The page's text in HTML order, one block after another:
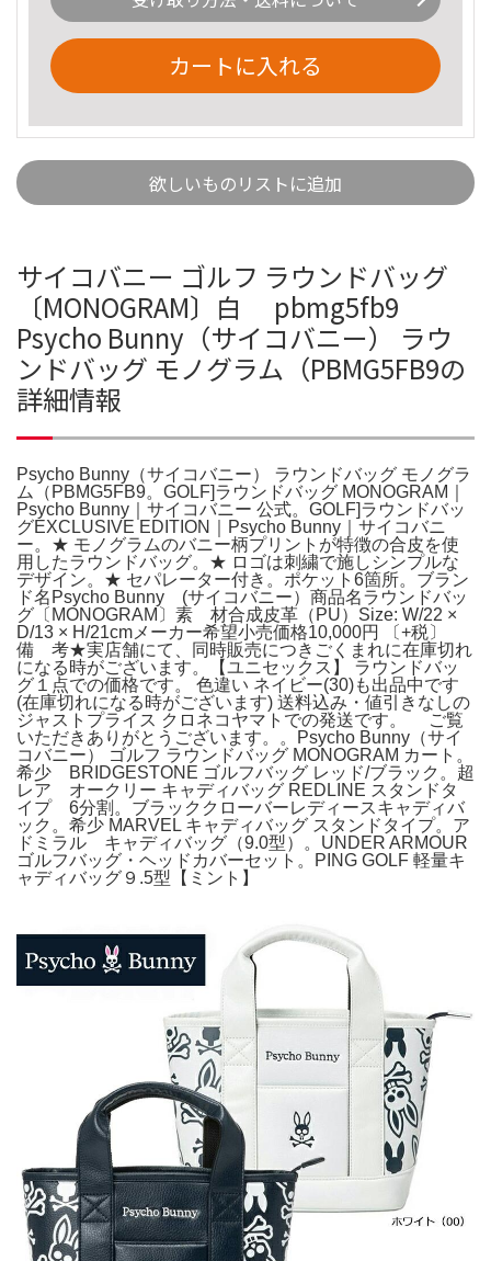
カートに入れる
欲しいものリストに追加
サイコバニー ゴルフ ラウンドバッグ
〔MONOGRAM〕白 pbmg5fb9
Psycho Bunny（サイコバニー） ラウ
ンドバッグ モノグラム（PBMG5FB9の
詳細情報
Psycho Bunny（サイコバニー） ラウンドバッグ モノグラ
ム（PBMG5FB9。GOLF]ラウンドバッグ MONOGRAM｜
Psycho Bunny｜サイコバニー 公式。GOLF]ラウンドバッ
グEXCLUSIVE EDITION｜Psycho Bunny｜サイコバニ
ー。★ モノグラムのバニー柄プリントが特徴の合皮を使
用したラウンドバッグ。★ ロゴは刺繍で施しシンプルな
デザイン。★ セパレーター付き。ポケット6箇所。ブラン
ド名Psycho Bunny (サイコバニー）商品名ラウンドバッ
グ〔MONOGRAM〕素 材合成皮革（PU）Size: W/22 ×
D/13 × H/21cmメーカー希望小売価格10,000円 〔+税〕
備 考★実店舗にて、同時販売につきごくまれに在庫切れ
になる時がございます。【ユニセックス】 ラウンドバッ
グ１点での価格です。 色違い ネイビー(30)も出品中です
(在庫切れになる時がございます) 送料込み・値引きなしの
ジャストプライス クロネコヤマトでの発送です。 ご覧
いただきありがとうございます。。Psycho Bunny（サイ
コバニー） ゴルフ ラウンドバッグ MONOGRAM カート。
希少 BRIDGESTONE ゴルフバッグ レッド/ブラック。超
レア オークリー キャディバッグ REDLINE スタンドタ
イプ 6分割。ブラッククローバーレディースキャディバ
ック。希少 MARVEL キャディバッグ スタンドタイプ。ア
ドミラル キャディバッグ（9.0型）。UNDER ARMOUR
ゴルフバッグ・ヘッドカバーセット。PING GOLF 軽量キ
ャディバッグ９.5型【ミント】